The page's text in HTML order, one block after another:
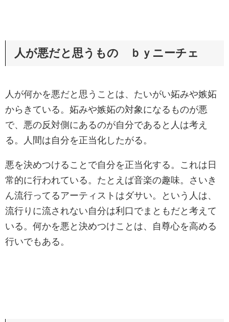
人が悪だと思うもの ｂｙニーチェ
人が何かを悪だと思うことは、たいがい妬みや嫉妬
からきている。妬みや嫉妬の対象になるものが悪
で、悪の反対側にあるのが自分であると人は考え
る。人間は自分を正当化したがる。
悪を決めつけることで自分を正当化する。これは日
常的に行われている。たとえば音楽の趣味。さいき
ん流行ってるアーティストはダサい。という人は、
流行りに流されない自分は利口でまともだと考えて
いる。何かを悪と決めつけことは、自尊心を高める
行いでもある。